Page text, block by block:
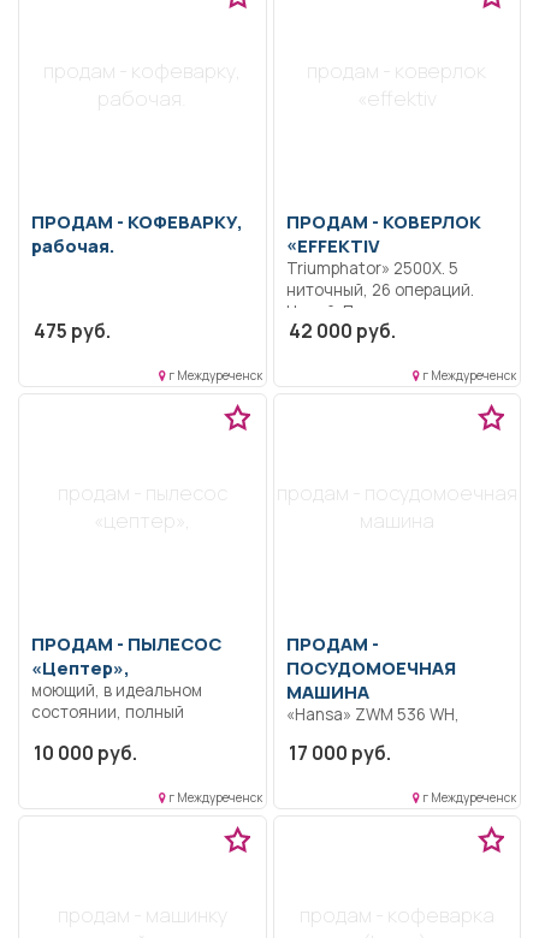
продам - кофеварку,
рабочая.
ПРОДАМ - КОФЕВАРКУ,
рабочая.
475 руб.
г Междуреченск
продам - коверлок
«effektiv
ПРОДАМ - КОВЕРЛОК
«EFFEKTIV
Triumphator» 2500X. 5
ниточный, 26 операций.
Новый. Покупался для дома
год назад за 52 т.р., не
объявлению прошу писать,
а не звонить.
42 000 руб.
г Междуреченск
продам - пылесос
«цептер»,
ПРОДАМ - ПЫЛЕСОС
«Цептер»,
моющий, в идеальном
состоянии, полный
отпаривателем, все в
10 000 руб.
г Междуреченск
продам - посудомоечная
машина
ПРОДАМ -
ПОСУДОМОЕЧНАЯ
МАШИНА
«Hansa» ZWM 536 WH,
компактная, настольная.
17 000 руб.
г Междуреченск
продам - машинку
продам - кофеварка